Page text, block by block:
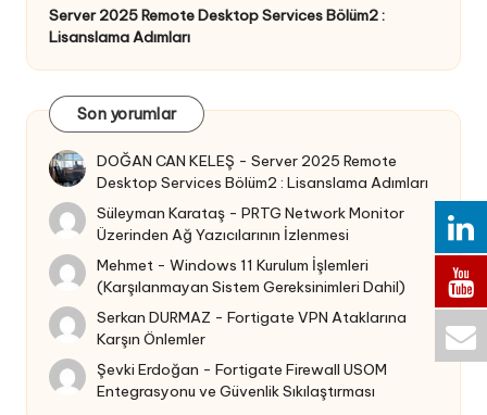
Server 2025 Remote Desktop Services Bölüm2 :
Lisanslama Adımları
Son yorumlar
DOĞAN CAN KELEŞ -Server 2025 Remote
Desktop Services Bölüm2 : Lisanslama Adımları
Süleyman Karataş -PRTG Network Monitor
Üzerinden Ağ Yazıcılarının İzlenmesi
Mehmet -Windows 11 Kurulum İşlemleri
(Karşılanmayan Sistem Gereksinimleri Dahil)
Serkan DURMAZ -Fortigate VPN Ataklarına
Karşın Önlemler
Şevki Erdoğan -Fortigate Firewall USOM
Entegrasyonu ve Güvenlik Sıkılaştırması